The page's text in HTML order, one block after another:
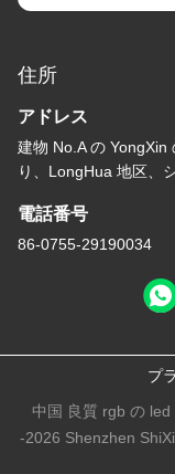
住所
アドレス
建物 No.A の YongXin
り、LongHua 地区、
電話番号
86-0755-29190034
プ
中国 良質 rgb の
-2026 Shenzhen